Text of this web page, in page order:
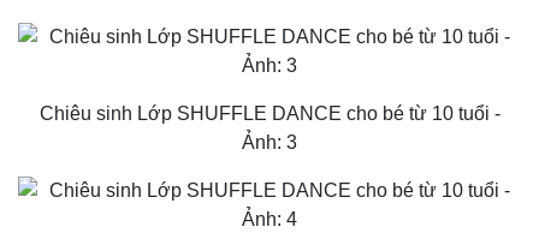
Chiêu sinh Lớp SHUFFLE DANCE cho bé từ 10 tuổi -
Ảnh: 3